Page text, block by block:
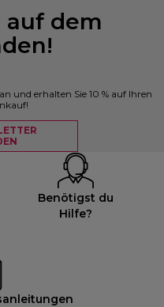
auf dem
und erhalten Sie 10 % auf Ihren
Benötigst du
Hilfe?